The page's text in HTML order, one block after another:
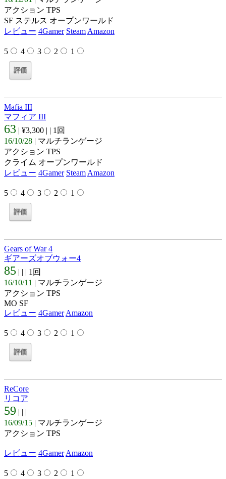
アクション TPS
SF ステルス オープンワールド
レビュー 4Gamer Steam Amazon
5 4 3 2 1
Mafia III
マフィア III
63 | ¥3,300 | | 1回
16/10/28 | マルチランゲージ
アクション TPS
クライム オープンワールド
レビュー 4Gamer Steam Amazon
5 4 3 2 1
Gears of War 4
ギアーズオブウォー4
85 | | | 1回
16/10/11 | マルチランゲージ
アクション TPS
MO SF
レビュー 4Gamer Amazon
5 4 3 2 1
ReCore
リコア
59 | | |
16/09/15 | マルチランゲージ
アクション TPS
レビュー 4Gamer Amazon
5 4 3 2 1